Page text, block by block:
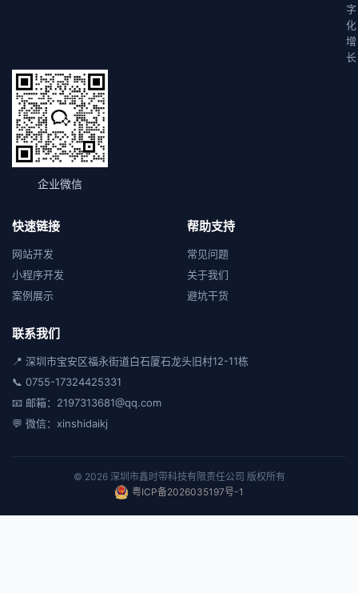
字
化
增
长
企业微信
快速链接
网站开发
小程序开发
案例展示
帮助支持
常见问题
关于我们
避坑干货
联系我们
📍 深圳市宝安区福永街道白石厦石龙头旧村12-11栋
📞 0755-17324425331
📧 邮箱：2197313681@qq.com
💬 微信：xinshidaikj
© 2026 深圳市鑫时带科技有限责任公司 版权所有
粤ICP备2026035197号-1